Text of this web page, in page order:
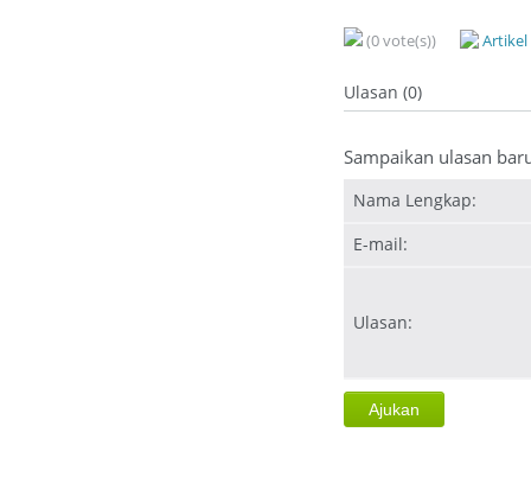
(0 vote(s))
Ulasan (0)
Sampaikan ulasan
Nama Lengkap:
E-mail:
Ulasan: